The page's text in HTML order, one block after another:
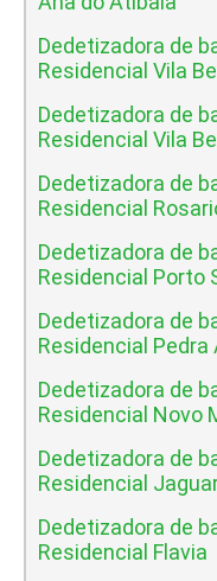
Dedetizadora de
Residencial Vila
Dedetizadora de
Residencial Vila
Dedetizadora de
Residencial
Dedetizadora de
Residencial Porto
Dedetizadora de
Residencial Pedra
Dedetizadora de
Residencial Novo
Dedetizadora de
Residencial
Dedetizadora de
Residencial Flavia